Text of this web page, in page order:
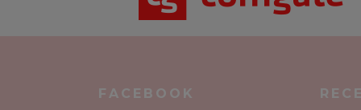
FACEBOOK